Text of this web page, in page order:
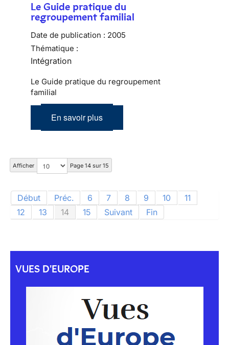
Le Guide pratique du
regroupement familial
Date de publication : 2005
Thématique :
Intégration
Le Guide pratique du regroupement
familial
En savoir plus
Afficher Page 14 sur 15
Début Préc. 6 7 8 9 10
11
12
13 14 15 Suivant Fin
VUES D'EUROPE